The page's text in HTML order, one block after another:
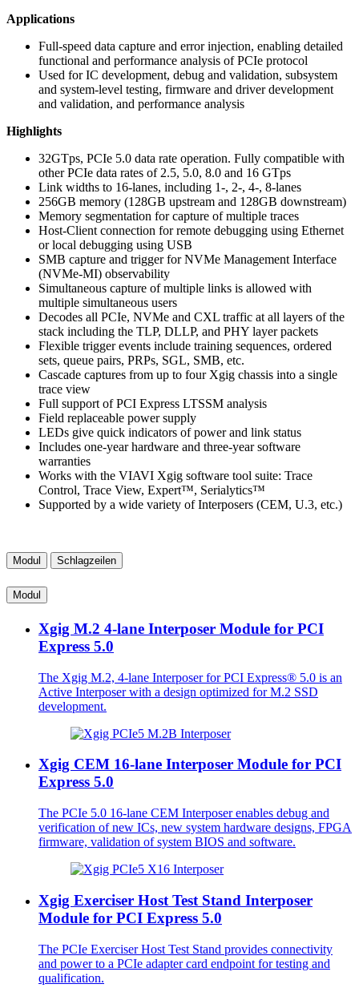
Applications
Full-speed data capture and error injection, enabling detailed
functional and performance analysis of PCIe protocol
Used for IC development, debug and validation, subsystem
and system-level testing, firmware and driver development
and validation, and performance analysis
Highlights
32GTps, PCIe 5.0 data rate operation. Fully compatible with
other PCIe data rates of 2.5, 5.0, 8.0 and 16 GTps
Link widths to 16-lanes, including 1-, 2-, 4-, 8-lanes
256GB memory (128GB upstream and 128GB downstream)
Memory segmentation for capture of multiple traces
Host-Client connection for remote debugging using Ethernet
or local debugging using USB
SMB capture and trigger for NVMe Management Interface
(NVMe-MI) observability
Simultaneous capture of multiple links is allowed with
multiple simultaneous users
Decodes all PCIe, NVMe and CXL traffic at all layers of the
stack including the TLP, DLLP, and PHY layer packets
Flexible trigger events include training sequences, ordered
sets, queue pairs, PRPs, SGL, SMB, etc.
Cascade captures from up to four Xgig chassis into a single
trace view
Full support of PCI Express LTSSM analysis
Field replaceable power supply
LEDs give quick indicators of power and link status
Includes one-year hardware and three-year software
warranties
Works with the VIAVI Xgig software tool suite: Trace
Control, Trace View, Expert™, Serialytics™
Supported by a wide variety of Interposers (CEM, U.3, etc.)
Modul Schlagzeilen
Modul
Xgig M.2 4-lane Interposer Module for PCI
Express 5.0
The Xgig M.2, 4-lane Interposer for PCI Express® 5.0 is an
Active Interposer with a design optimized for M.2 SSD
development.
Xgig CEM 16-lane Interposer Module for PCI
Express 5.0
The PCIe 5.0 16-lane CEM Interposer enables debug and
verification of new ICs, new system hardware designs, FPGA
firmware, validation of system BIOS and software.
Xgig Exerciser Host Test Stand Interposer
Module for PCI Express 5.0
The PCIe Exerciser Host Test Stand provides connectivity
and power to a PCIe adapter card endpoint for testing and
qualification.